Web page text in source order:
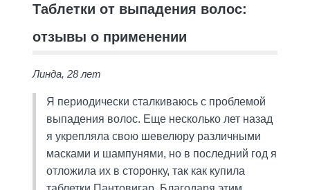
Таблетки от выпадения волос:
отзывы о применении
Линда, 28 лет
Я периодически сталкиваюсь с проблемой
выпадения волос. Еще несколько лет назад
я укрепляла свою шевелюру различными
масками и шампунями, но в последний год я
отложила их в сторонку, так как купила